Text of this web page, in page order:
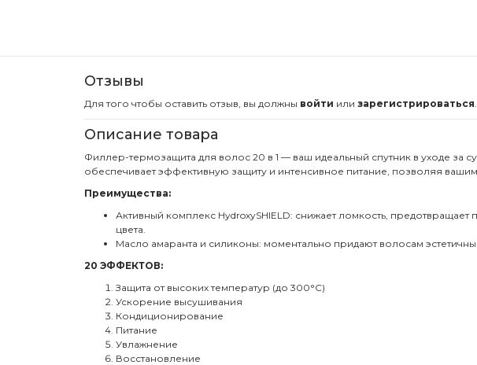
Отзывы
Для того чтобы оставить отзыв, вы должны войти или зарегистрироваться
Описание товара
Филлер-термозащита для волос 20 в 1 — ваш идеальный спутник в уходе за
обеспечивает эффективную защиту и интенсивное питание, позволяя
Преимущества:
Активный комплекс HydroxySHIELD: снижает ломкость, предотвращает
цвета.
Масло амаранта и силиконы: моментально придают волосам
20 ЭФФЕКТОВ:
Защита от высоких температур (до 300°C)
Ускорение высушивания
Кондиционирование
Питание
Увлажнение
Восстановление